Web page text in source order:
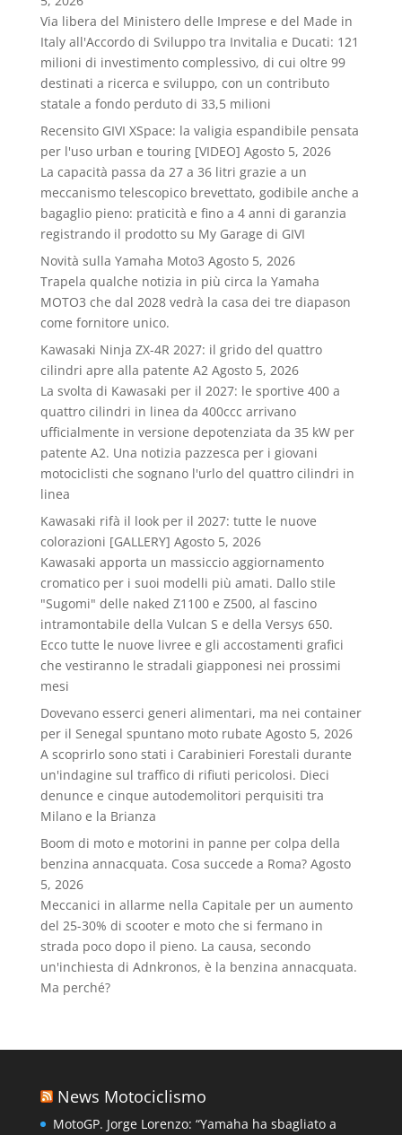
Via libera del Ministero delle Imprese e del Made in
Italy all'Accordo di Sviluppo tra Invitalia e Ducati: 121
milioni di investimento complessivo, di cui oltre 99
destinati a ricerca e sviluppo, con un contributo
statale a fondo perduto di 33,5 milioni
Recensito GIVI XSpace: la valigia espandibile pensata
per l'uso urban e touring [VIDEO] Agosto 5, 2026
La capacità passa da 27 a 36 litri grazie a un
meccanismo telescopico brevettato, godibile anche a
bagaglio pieno: praticità e fino a 4 anni di garanzia
registrando il prodotto su My Garage di GIVI
Novità sulla Yamaha Moto3 Agosto 5, 2026
Trapela qualche notizia in più circa la Yamaha
MOTO3 che dal 2028 vedrà la casa dei tre diapason
come fornitore unico.
Kawasaki Ninja ZX-4R 2027: il grido del quattro
cilindri apre alla patente A2 Agosto 5, 2026
La svolta di Kawasaki per il 2027: le sportive 400 a
quattro cilindri in linea da 400ccc arrivano
ufficialmente in versione depotenziata da 35 kW per
patente A2. Una notizia pazzesca per i giovani
motociclisti che sognano l'urlo del quattro cilindri in
linea
Kawasaki rifà il look per il 2027: tutte le nuove
colorazioni [GALLERY] Agosto 5, 2026
Kawasaki apporta un massiccio aggiornamento
cromatico per i suoi modelli più amati. Dallo stile
"Sugomi" delle naked Z1100 e Z500, al fascino
intramontabile della Vulcan S e della Versys 650.
Ecco tutte le nuove livree e gli accostamenti grafici
che vestiranno le stradali giapponesi nei prossimi
mesi
Dovevano esserci generi alimentari, ma nei container
per il Senegal spuntano moto rubate Agosto 5, 2026
A scoprirlo sono stati i Carabinieri Forestali durante
un'indagine sul traffico di rifiuti pericolosi. Dieci
denunce e cinque autodemolitori perquisiti tra
Milano e la Brianza
Boom di moto e motorini in panne per colpa della
benzina annacquata. Cosa succede a Roma? Agosto
5, 2026
Meccanici in allarme nella Capitale per un aumento
del 25-30% di scooter e moto che si fermano in
strada poco dopo il pieno. La causa, secondo
un'inchiesta di Adnkronos, è la benzina annacquata.
Ma perché?
News Motociclismo
MotoGP. Jorge Lorenzo: “Yamaha ha sbagliato a